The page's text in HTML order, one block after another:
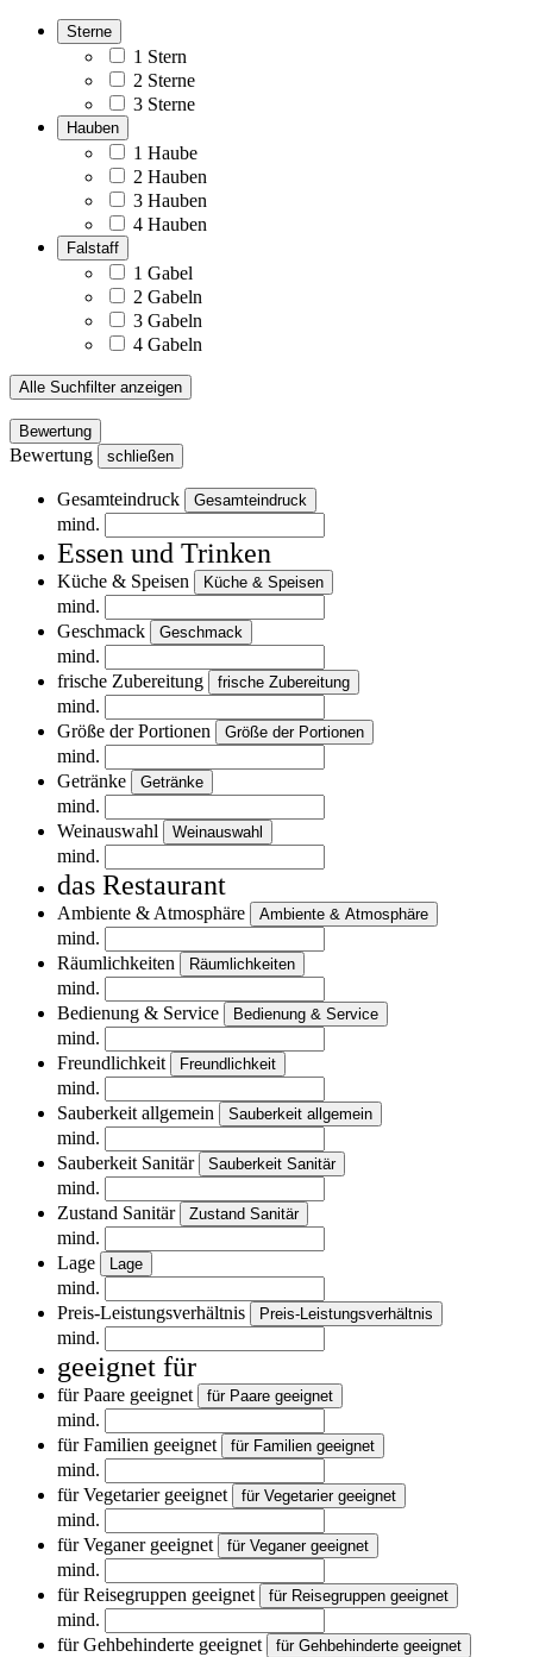
Sterne
1 Stern
2 Sterne
3 Sterne
Hauben
1 Haube
2 Hauben
3 Hauben
4 Hauben
Falstaff
1 Gabel
2 Gabeln
3 Gabeln
4 Gabeln
Alle Suchfilter anzeigen
Bewertung
Bewertung schließen
Gesamteindruck Gesamteindruck
mind.
Essen und Trinken
Küche & Speisen Küche & Speisen
mind.
Geschmack
Geschmack
mind.
frische Zubereitung
frische Zubereitung
mind.
Größe der Portionen
Größe der Portionen
mind.
Getränke
Getränke
mind.
Weinauswahl
Weinauswahl
mind.
das Restaurant
Ambiente & Atmosphäre Ambiente & Atmosphäre
mind.
Räumlichkeiten
Räumlichkeiten
mind.
Bedienung & Service
Bedienung & Service
mind.
Freundlichkeit
Freundlichkeit
mind.
Sauberkeit allgemein
Sauberkeit allgemein
mind.
Sauberkeit Sanitär
Sauberkeit Sanitär
mind.
Zustand Sanitär
Zustand Sanitär
mind.
Lage
Lage
mind.
Preis-Leistungsverhältnis
Preis-Leistungsverhältnis
mind.
geeignet für
für Paare geeignet für Paare geeignet
mind.
für Familien geeignet
für Familien geeignet
mind.
für Vegetarier geeignet
für Vegetarier geeignet
mind.
für Veganer geeignet
für Veganer geeignet
mind.
für Reisegruppen geeignet
für Reisegruppen geeignet
mind.
für Gehbehinderte geeignet
für Gehbehinderte geeignet